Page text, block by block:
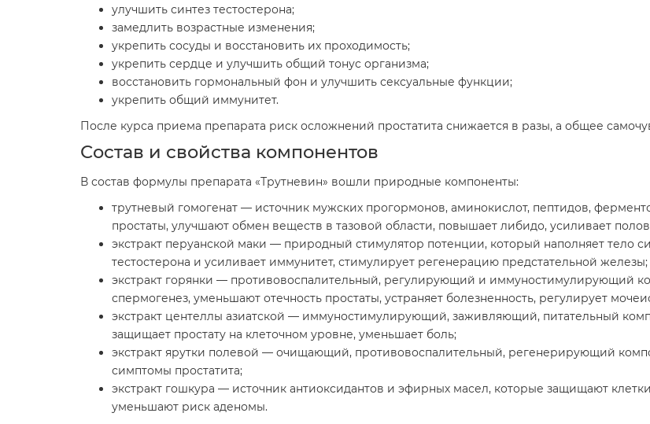
улучшить синтез тестостерона;
замедлить возрастные изменения;
укрепить сосуды и восстановить их проходимость;
укрепить сердце и улучшить общий тонус организма;
восстановить гормональный фон и улучшить сексуальные функции;
укрепить общий иммунитет.
После курса приема препарата риск осложнений простатита снижается в разы, а общее
Состав и свойства компонентов
В состав формулы препарата «Трутневин» вошли природные компоненты:
трутневый гомогенат — источник мужских прогормонов, аминокислот, пептидов,
простаты, улучшают обмен веществ в тазовой области, повышает либидо, усиливает
экстракт перуанской маки — природный стимулятор потенции, который наполняет тело
тестостерона и усиливает иммунитет, стимулирует регенерацию предстательной железы;
экстракт горянки — противовоспалительный, регулирующий и иммуностимулирующий
спермогенез, уменьшают отечность простаты, устраняет болезненность, регулирует
экстракт центеллы азиатской — иммуностимулирующий, заживляющий, питательный
защищает простату на клеточном уровне, уменьшает боль;
экстракт ярутки полевой — очищающий, противовоспалительный, регенерирующий
симптомы простатита;
экстракт гошкура — источник антиоксидантов и эфирных масел, которые защищают
уменьшают риск аденомы.